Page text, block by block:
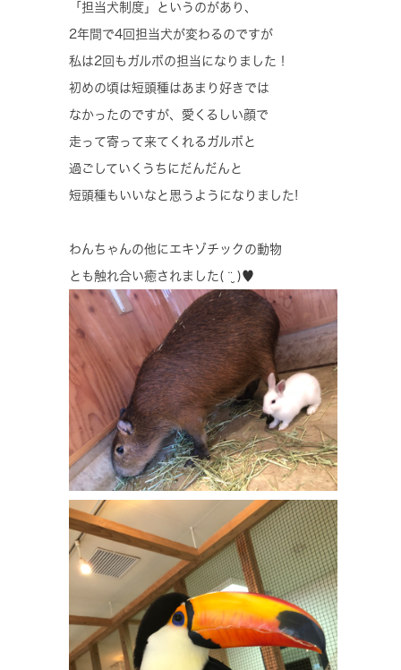
「担当犬制度」というのがあり、
2年間で4回担当犬が変わるのですが
私は2回もガルボの担当になりました！
初めの頃は短頭種はあまり好きでは
なかったのですが、愛くるしい顔で
走って寄って来てくれるガルボと
過ごしていくうちにだんだんと
短頭種もいいなと思うようになりました!
わんちゃんの他にエキゾチックの動物
とも触れ合い癒されました( ¨̮ )♥